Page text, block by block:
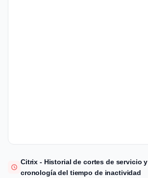
Citrix - Historial de cortes de servicio y
cronología del tiempo de inactividad